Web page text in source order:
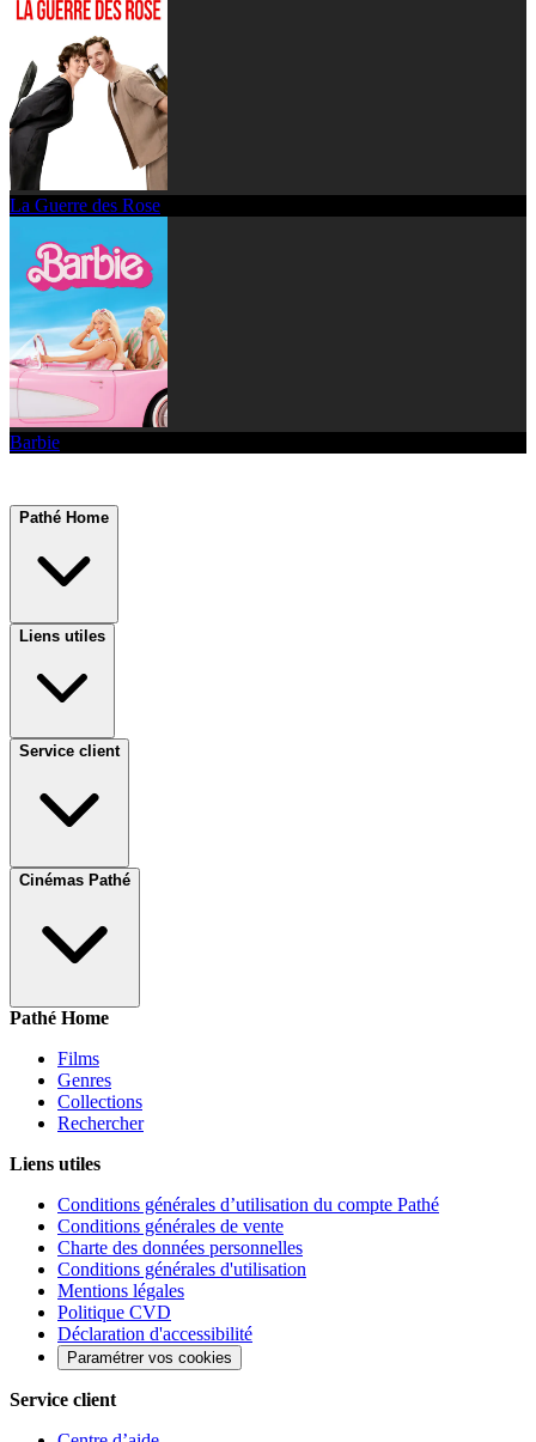
La Guerre des Rose
Barbie
Pathé Home
Liens utiles
Service client
Cinémas Pathé
Pathé Home
Films
Genres
Collections
Rechercher
Liens utiles
Conditions générales d’utilisation du compte Pathé
Conditions générales de vente
Charte des données personnelles
Conditions générales d'utilisation
Mentions légales
Politique CVD
Déclaration d'accessibilité
Paramétrer vos cookies
Service client